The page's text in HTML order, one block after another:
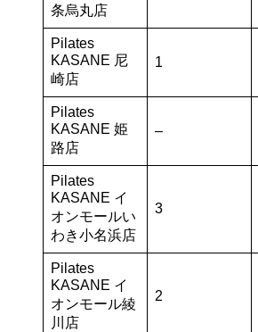
条烏丸店
Pilates
KASANE 尼
崎店
1
Pilates
KASANE 姫
路店
–
Pilates
KASANE イ
オンモールい
わき小名浜店
3
Pilates
KASANE イ
オンモール綾
川店
2